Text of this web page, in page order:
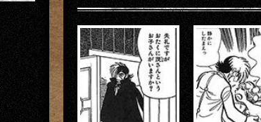
新書版掲載作品